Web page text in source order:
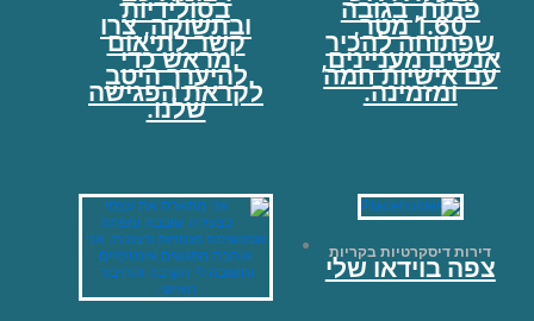
פתוח, בגובה
1.60 מטר,
שפתוחה להכיר
אנשים מעניינים,
עם אישיות חמה
ומזמינה.
בסולידיות
ובתשוקה, צרו
קשר לתיאום
מראש כדי
להיערך היטב
לקראת הפגישה
שלנו.
דירות דיסקרטיות בקריות
צפה בוידאו שלי